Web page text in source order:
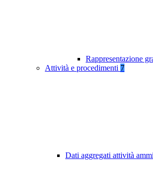
Rappresentazione
Attività e procedimenti 7
Dati aggregati attività